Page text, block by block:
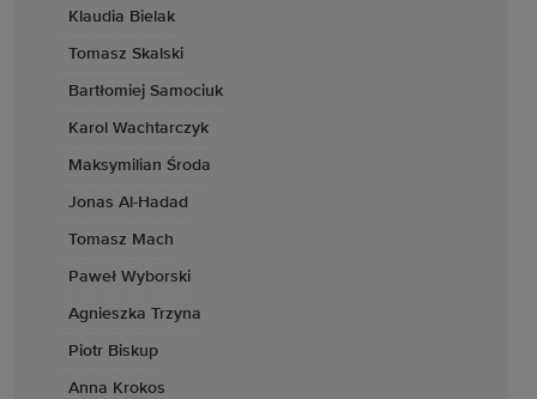
Klaudia Bielak
Tomasz Skalski
Bartłomiej Samociuk
Karol Wachtarczyk
Maksymilian Środa
Jonas Al-Hadad
Tomasz Mach
Paweł Wyborski
Agnieszka Trzyna
Piotr Biskup
Anna Krokos